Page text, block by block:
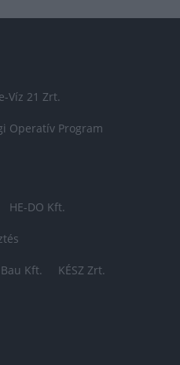
Víz 21 Zrt.
Operatív Program
HE-DO Kft.
Kft. KÉSZ Zrt.